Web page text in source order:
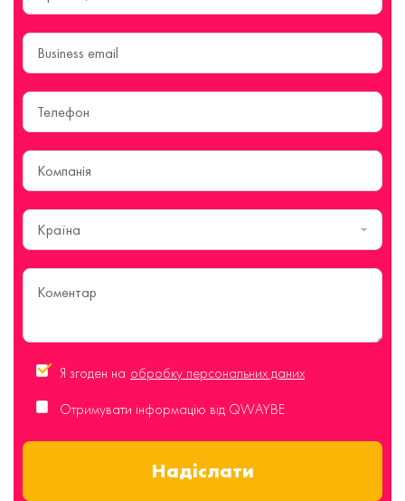
Країна
Я згоден на обробку персональних даних
Отримувати інформацію від QWAYBE
Надіслати